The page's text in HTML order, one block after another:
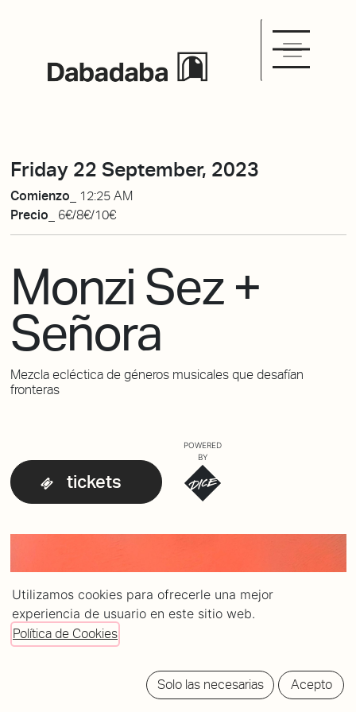
Friday 22 September, 2023
Comienzo_
12:25 AM
Precio_ 6€/8€/10€
Monzi Sez +
Señora
Mezcla ecléctica de géneros musicales que desafían
fronteras
tickets
POWERED
BY
Utilizamos cookies para ofrecerle una mejor
experiencia de usuario en este sitio web.
Política de Cookies
Solo las necesarias Acepto